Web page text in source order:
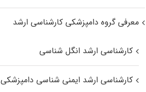
معرفی گروه دامپزشکی کارشناسی ارشد
کارشناسی ارشد انگل شناسی
کارشناسی ارشد ایمنی‌ شناسی دامپزشکی